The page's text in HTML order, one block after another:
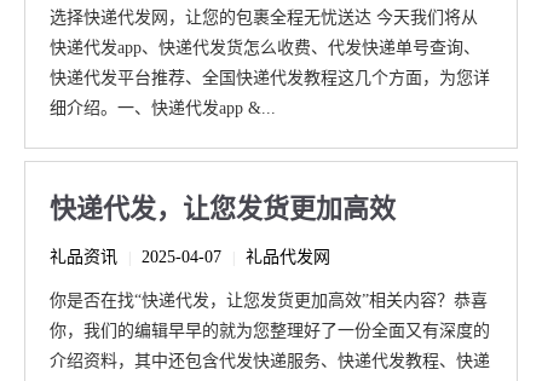
选择快递代发网，让您的包裹全程无忧送达 今天我们将从
快递代发app、快递代发货怎么收费、代发快递单号查询、
快递代发平台推荐、全国快递代发教程这几个方面，为您详
细介绍。一、快递代发app &...
快递代发，让您发货更加高效
礼品资讯 2025-04-07 礼品代发网
你是否在找“快递代发，让您发货更加高效”相关内容？恭喜
你，我们的编辑早早的就为您整理好了一份全面又有深度的
介绍资料，其中还包含代发快递服务、快递代发教程、快递